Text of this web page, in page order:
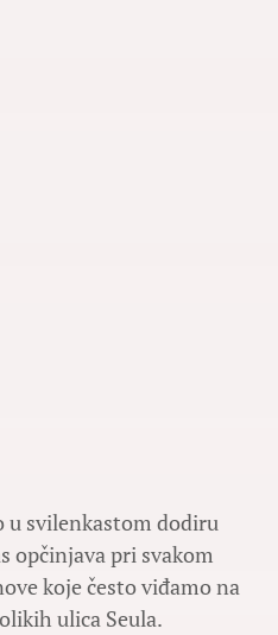
svilenkastom dodiru
opčinjava pri svakom
koje često viđamo na
ulica Seula.